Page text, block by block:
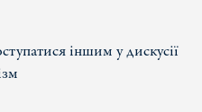
іншим у дискусії